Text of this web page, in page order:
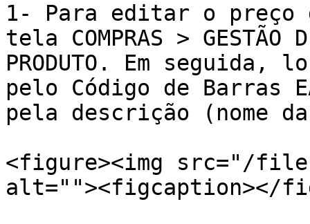
1- Para editar o preço
tela COMPRAS > GESTÃO
PRODUTO. Em
pelo Código de Barras
pela descrição (nome
<figure><img src="/files/
alt=""><figcaption></